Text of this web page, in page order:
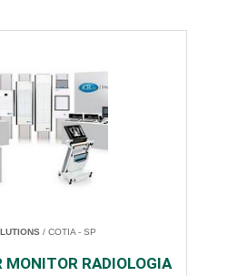
/ COTIA - SP
MONITOR RADIOLOGIA